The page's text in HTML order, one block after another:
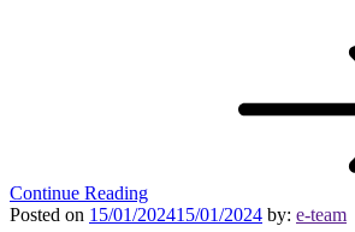
Continue Reading
Posted on 15/01/202415/01/2024 by: e-team